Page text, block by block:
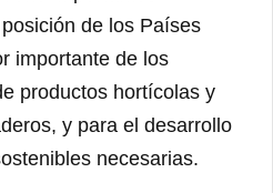
de los Países
importante de los
productos hortícolas y
y para el desarrollo
necesarias.